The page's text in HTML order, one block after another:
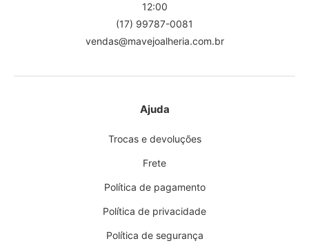
12:00
(17) 99787-0081
vendas@mavejoalheria.com.br
Ajuda
Trocas e devoluções
Frete
Política de pagamento
Política de privacidade
Política de segurança